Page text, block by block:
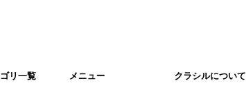
リ一覧 メニュー クラシルについて